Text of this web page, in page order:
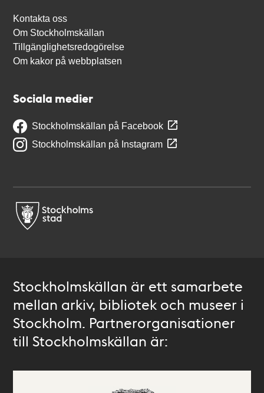
Kontakta oss
Om Stockholmskällan
Tillgänglighetsredogörelse
Om kakor på webbplatsen
Sociala medier
Stockholmskällan på Facebook
Stockholmskällan på Instagram
Stockholmskällan är ett samarbete
mellan arkiv, bibliotek och museer i
Stockholm. Partnerorganisationer
till Stockholmskällan är: